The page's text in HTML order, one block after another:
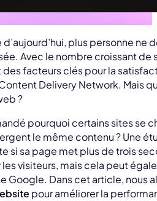
d’aujourd’hui, plus personne
Avec le nombre croissant
facteurs clés pour la
Delivery Network. Mais
?
pourquoi certains sites se
le même contenu ? Une
si sa page met plus de trois
visiteurs, mais cela peut
Google. Dans cet article, nous
pour améliorer la